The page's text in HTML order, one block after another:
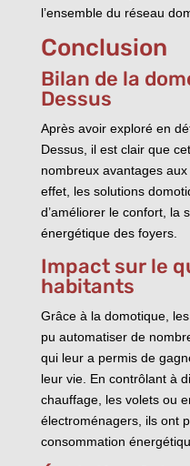
l’ensemble du réseau
Conclusion
Bilan de la
Dessus
Après avoir exploré en
Dessus, il est clair que
nombreux avantages
effet, les solutions
d’améliorer le confort, la
énergétique des foyers.
Impact sur le
habitants
Grâce à la domotique,
pu automatiser de
qui leur a permis de
leur vie. En contrôlant à
chauffage, les volets ou
électroménagers, ils ont
consommation